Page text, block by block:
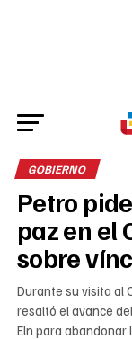
GOBIERNO
Petro
paz en el
sobre
Durante su visita al
resaltó el avance
Eln para abandonar